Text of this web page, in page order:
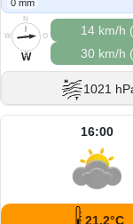
0 mm
N
O
S
W
W
14 km/h
30 km/h
1021
16:00
21.2°C